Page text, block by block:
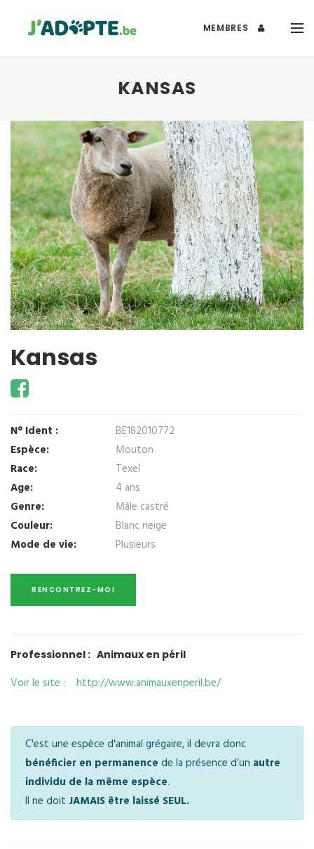
MEMBRES
KANSAS
Kansas
N° Ident :
BE182010772
Espèce:
Mouton
Race:
Texel
Age:
4 ans
Genre:
Mâle castré
Couleur:
Blanc neige
Mode de vie:
Plusieurs
Professionnel : Animaux en péril
Voir le site : http://www.animauxenperil.be/
C'est une espèce d'animal grégaire, il devra donc
bénéficier en permanence de la présence d’un autre
individu de la même espèce.
Il ne doit JAMAIS être laissé SEUL.